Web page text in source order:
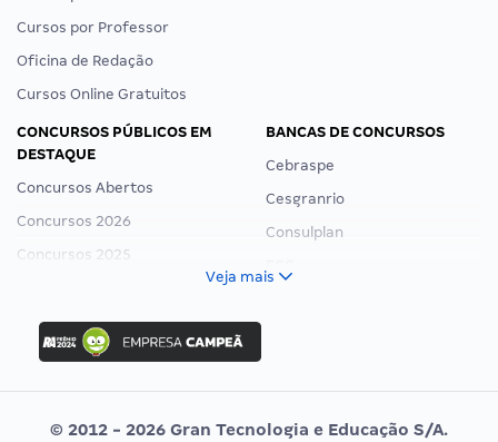
Cursos por Professor
Oficina de Redação
Cursos Online Gratuitos
CONCURSOS PÚBLICOS EM
DESTAQUE
Concursos Abertos
Concursos 2026
Concursos 2025
Concurso Ibama
Concurso MPU
Editais publicados
BANCAS DE CONCURSOS
Cebraspe
Cesgranrio
Consulplan
Vunesp
Veja mais
© 2012 - 2026 Gran Tecnologia e Educação S/A.